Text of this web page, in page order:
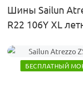
Шины Sailun
R22 106Y XL
БЕСПЛАТНЫЙ